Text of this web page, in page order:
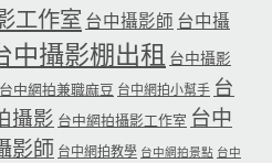
工作室 台中攝影師 台中攝
中攝影棚出租 台中攝影
台中網拍兼職麻豆 台中網拍小幫手 台
攝影 台中網拍攝影工作室 台中
影師 台中網拍教學 台中網拍景點 台中